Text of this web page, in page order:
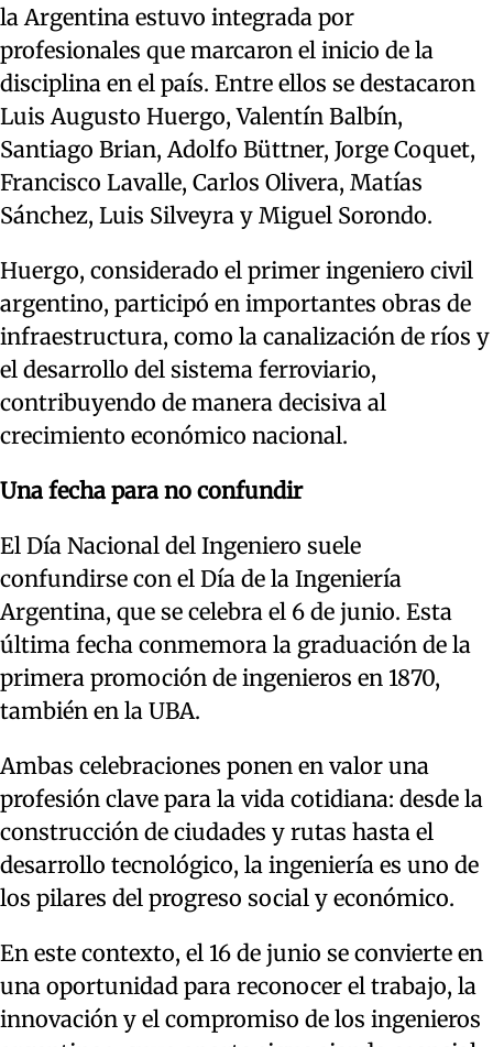
la Argentina estuvo integrada por
profesionales que marcaron el inicio de la
disciplina en el país. Entre ellos se destacaron
Luis Augusto Huergo, Valentín Balbín,
Santiago Brian, Adolfo Büttner, Jorge Coquet,
Francisco Lavalle, Carlos Olivera, Matías
Sánchez, Luis Silveyra y Miguel Sorondo.
Huergo, considerado el primer ingeniero civil
argentino, participó en importantes obras de
infraestructura, como la canalización de ríos y
el desarrollo del sistema ferroviario,
contribuyendo de manera decisiva al
crecimiento económico nacional.
Una fecha para no confundir
El Día Nacional del Ingeniero suele
confundirse con el Día de la Ingeniería
Argentina, que se celebra el 6 de junio. Esta
última fecha conmemora la graduación de la
primera promoción de ingenieros en 1870,
también en la UBA.
Ambas celebraciones ponen en valor una
profesión clave para la vida cotidiana: desde la
construcción de ciudades y rutas hasta el
desarrollo tecnológico, la ingeniería es uno de
los pilares del progreso social y económico.
En este contexto, el 16 de junio se convierte en
una oportunidad para reconocer el trabajo, la
innovación y el compromiso de los ingenieros